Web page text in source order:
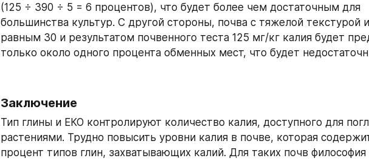
(125 ÷ 390 ÷ 5 = 6 процентов), что будет более чем достаточным для
большинства культур. С другой стороны, почва с тяжелой текстурой
равным 30 и результатом почвенного теста 125 мг/кг калия будет
только около одного процента обменных мест, что будет
Заключение
Тип глины и ЕКО контролируют количество калия, доступного для
растениями. Трудно повысить уровни калия в почве, которая
процент типов глин, захватывающих калий. Для таких почв философия